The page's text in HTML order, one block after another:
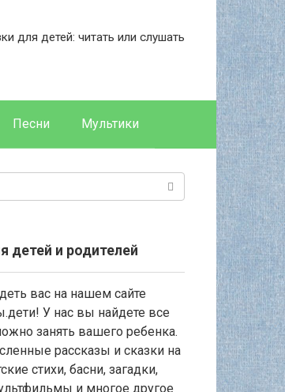
для детей: читать или слушать
Песни Мультики
детей и родителей
вас на нашем сайте
У нас вы найдете все
занять вашего ребенка.
рассказы и сказки на
стихи, басни, загадки,
и многое другое